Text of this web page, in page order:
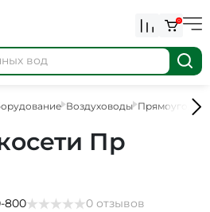
0
Воздуховоды
Пр
800 0 отзывов